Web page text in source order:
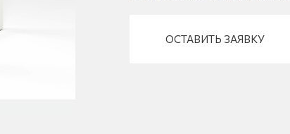
ОСТАВИТЬ ЗАЯВКУ